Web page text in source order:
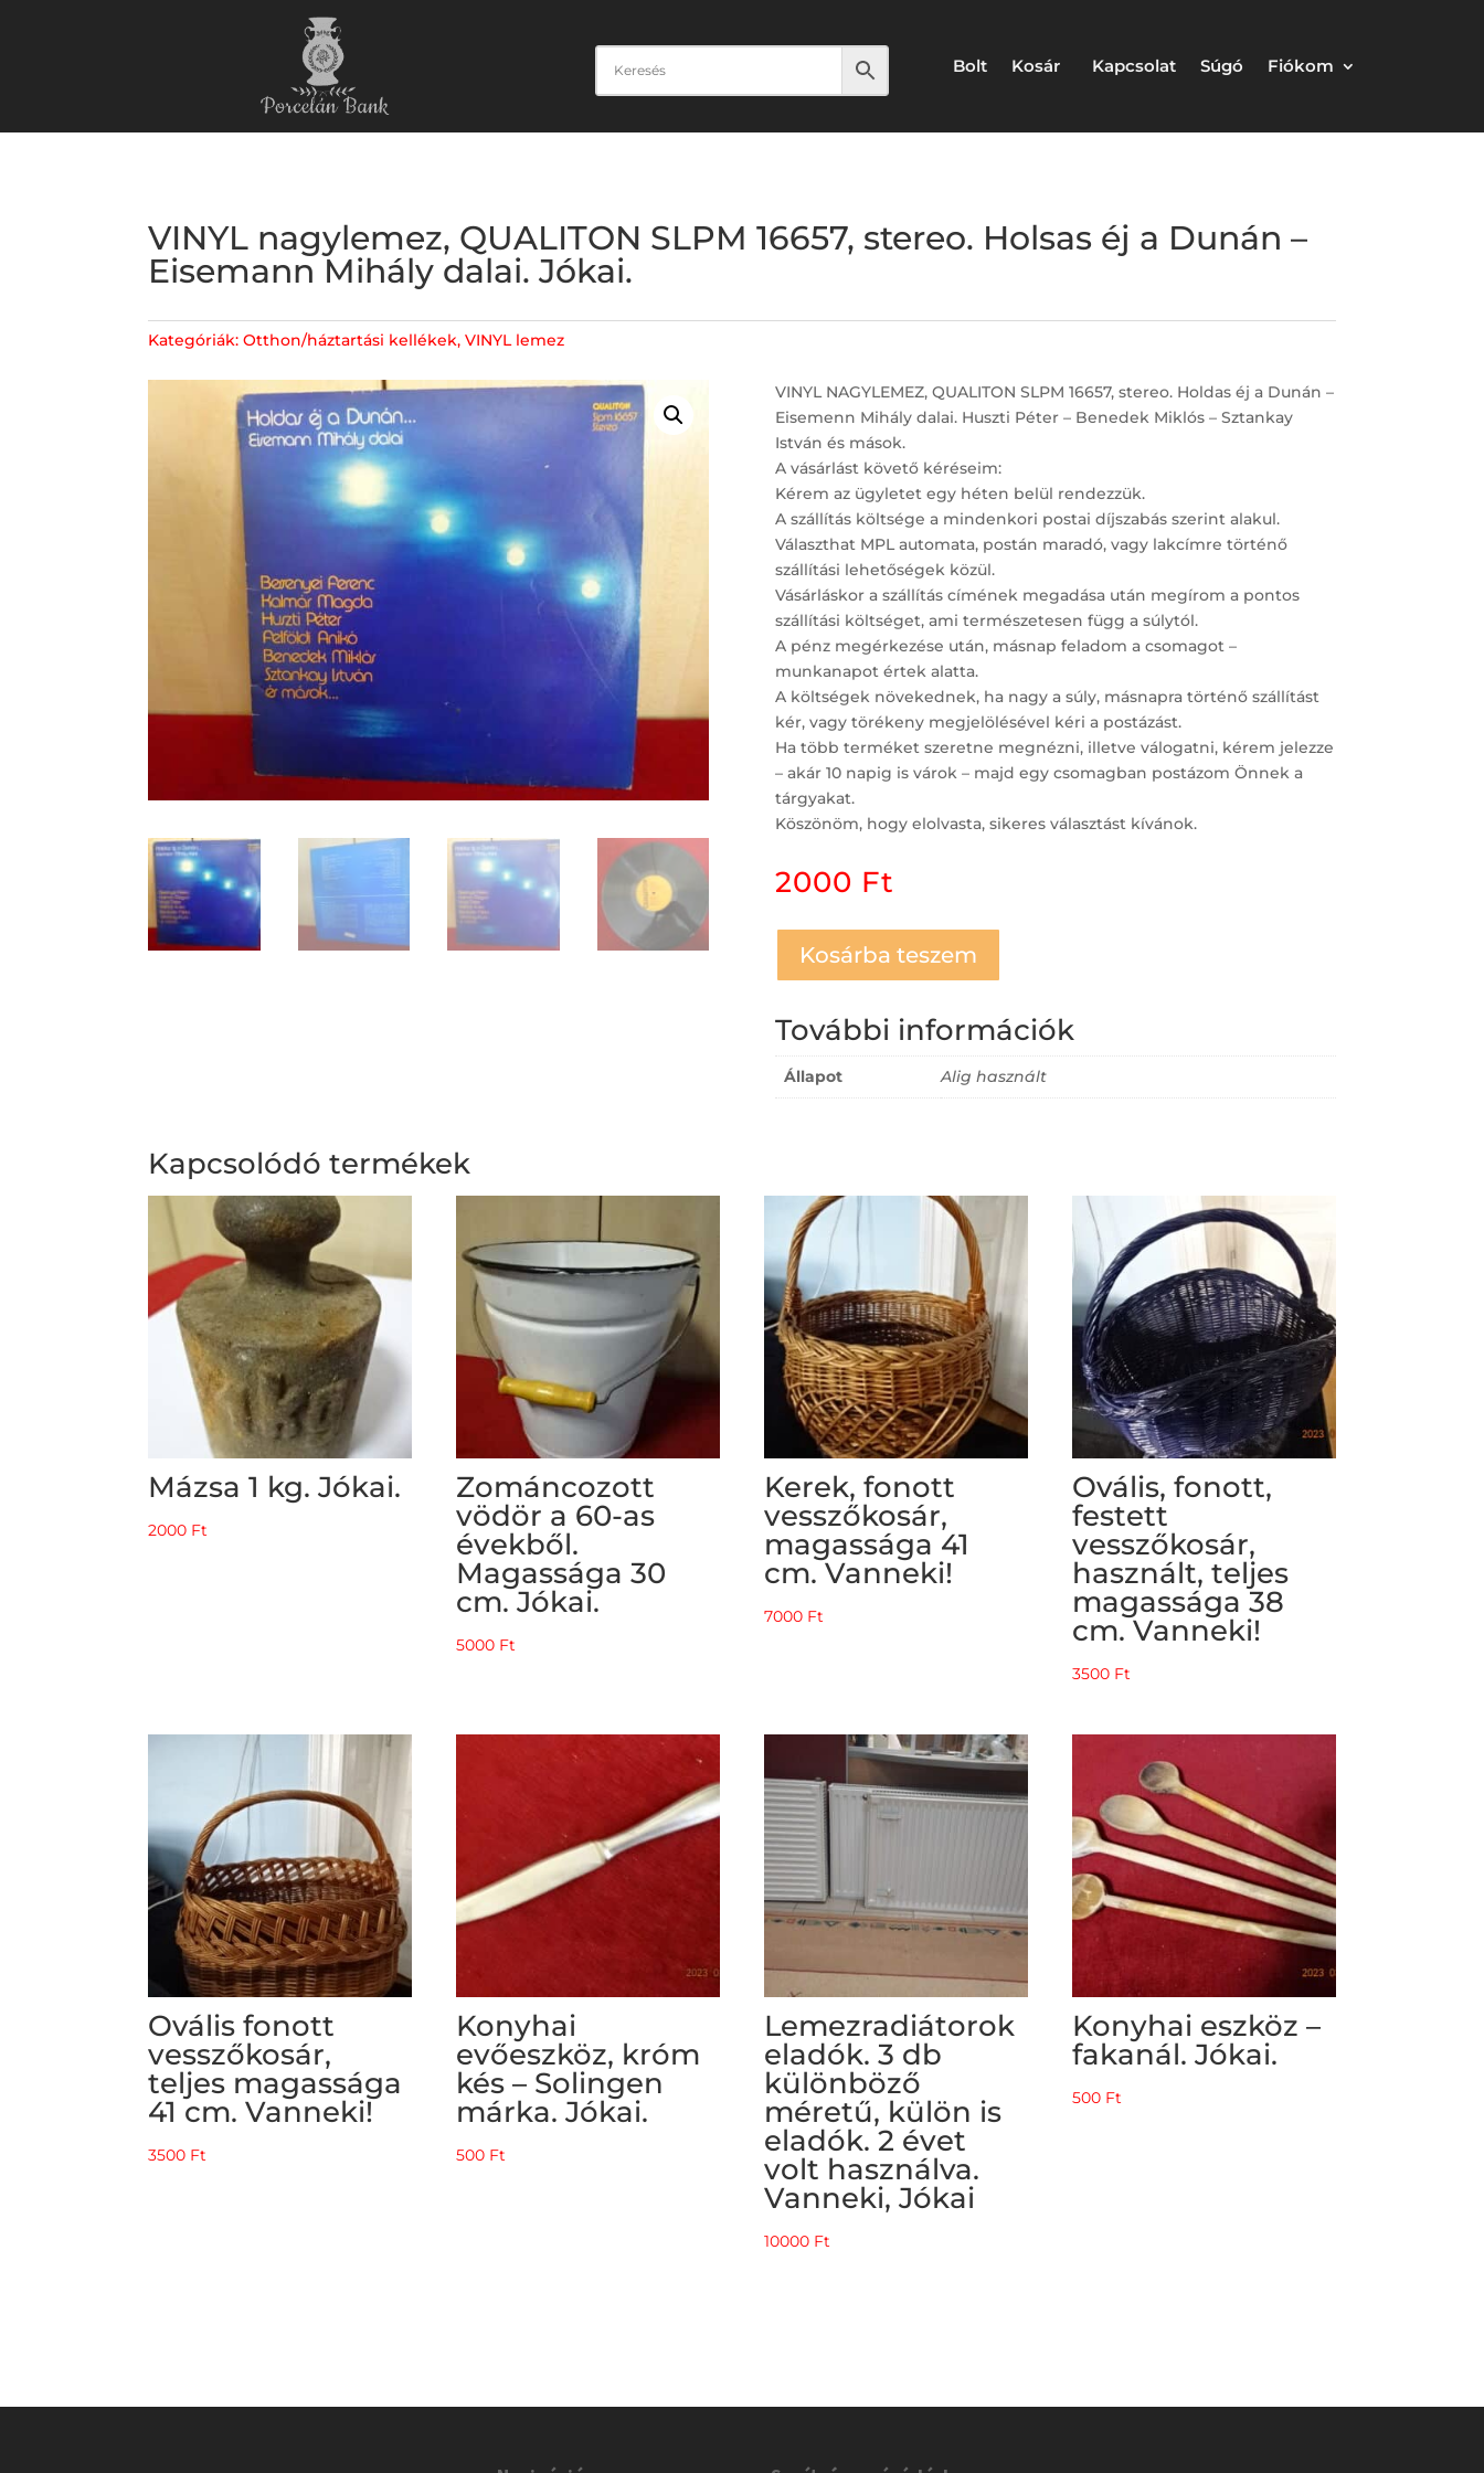
Bolt Kosár Kapcsolat Súgó Fiókom
VINYL nagylemez, QUALITON SLPM 16657, stereo. Holsas éj a Dunán –
Eisemann Mihály dalai. Jókai.
Kategóriák:Otthon/háztartási kellékek,VINYL lemez
VINYL NAGYLEMEZ, QUALITON SLPM 16657, stereo. Holdas éj a Dunán –
Eisemenn Mihály dalai. Huszti Péter – Benedek Miklós – Sztankay
István és mások.
A vásárlást követő kéréseim:
Kérem az ügyletet egy héten belül rendezzük.
A szállítás költsége a mindenkori postai díjszabás szerint alakul.
Választhat MPL automata, postán maradó, vagy lakcímre történő
szállítási lehetőségek közül.
Vásárláskor a szállítás címének megadása után megírom a pontos
szállítási költséget, ami természetesen függ a súlytól.
A pénz megérkezése után, másnap feladom a csomagot –
munkanapot értek alatta.
A költségek növekednek, ha nagy a súly, másnapra történő szállítást
kér, vagy törékeny megjelölésével kéri a postázást.
Ha több terméket szeretne megnézni, illetve válogatni, kérem jelezze
– akár 10 napig is várok – majd egy csomagban postázom Önnek a
tárgyakat.
Köszönöm, hogy elolvasta, sikeres választást kívánok.
2000 Ft
Kosárba teszem
További információk
Állapot Alig használt
Kapcsolódó termékek
Mázsa 1 kg. Jókai.
2000 Ft
Zománcozott
vödör a 60-as
évekből.
Magassága 30
cm. Jókai.
5000 Ft
Kerek, fonott
vesszőkosár,
magassága 41
cm. Vanneki!
7000 Ft
Ovális, fonott,
festett
vesszőkosár,
használt, teljes
magassága 38
cm. Vanneki!
3500 Ft
Ovális fonott
vesszőkosár,
teljes magassága
41 cm. Vanneki!
3500 Ft
Konyhai
evőeszköz, króm
kés – Solingen
márka. Jókai.
500 Ft
Lemezradiátorok
eladók. 3 db
különböző
méretű, külön is
eladók. 2 évet
volt használva.
Vanneki, Jókai
10000 Ft
Konyhai eszköz –
fakanál. Jókai.
500 Ft